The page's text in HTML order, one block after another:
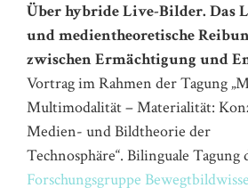
Über hybride Live-Bilder. Das
und medientheoretische
zwischen Ermächtigung und
Vortrag im Rahmen der Tagung
Multimodalität – Materialität:
Medien- und Bildtheorie der
Technosphäre“. Bilinguale Tagung
Forschungsgruppe